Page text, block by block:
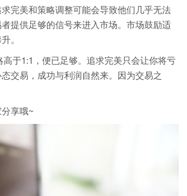
完美和策略调整可能会导致他们几乎无法
提供足够的信号来进入市场。市场鼓励适
。
于1:1，便已足够。追求完美只会让你将亏
交易，成功与利润自然来。因为交易之
享哦~